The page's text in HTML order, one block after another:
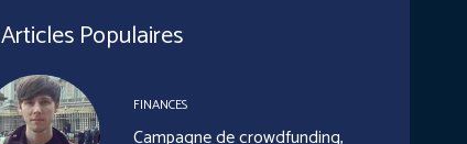
Articles Populaires
FINANCES
Campagne de crowdfunding,